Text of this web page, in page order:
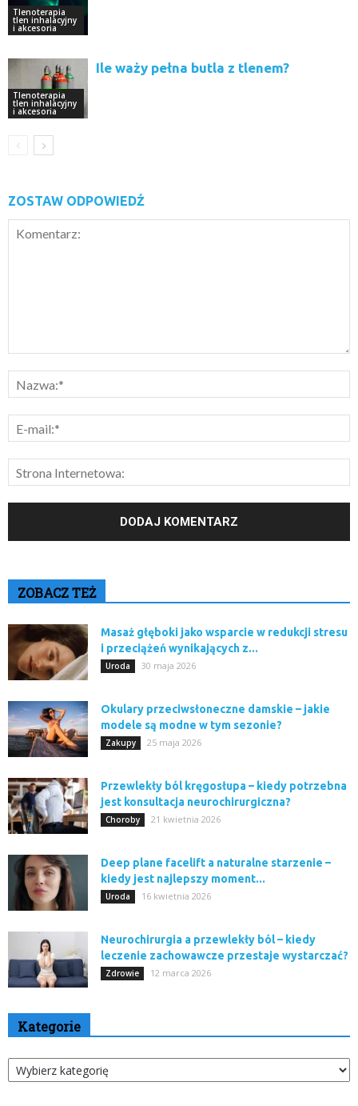
Tlenoterapia
tlen inhalacyjny
i akcesoria
Tlenoterapia
tlen inhalacyjny
i akcesoria
Ile waży pełna butla z tlenem?
ZOSTAW ODPOWIEDŹ
ZOBACZ TEŻ
Masaż głęboki jako wsparcie w redukcji stresu
i przeciążeń wynikających z...
Uroda 30 maja 2026
Okulary przeciwsłoneczne damskie – jakie
modele są modne w tym sezonie?
Zakupy 25 maja 2026
Przewlekły ból kręgosłupa – kiedy potrzebna
jest konsultacja neurochirurgiczna?
Choroby 21 kwietnia 2026
Deep plane facelift a naturalne starzenie –
kiedy jest najlepszy moment...
Uroda 16 kwietnia 2026
Neurochirurgia a przewlekły ból – kiedy
leczenie zachowawcze przestaje wystarczać?
Zdrowie 12 marca 2026
Kategorie
Kategorie